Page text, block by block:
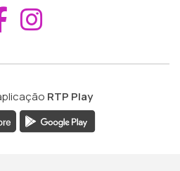
Aceder ao
RTP Play